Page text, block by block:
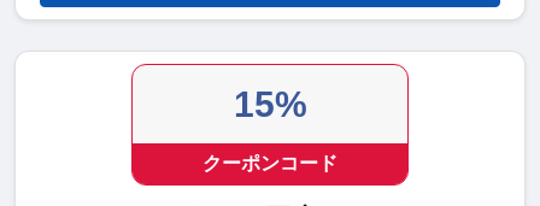
15%
クーポンコード